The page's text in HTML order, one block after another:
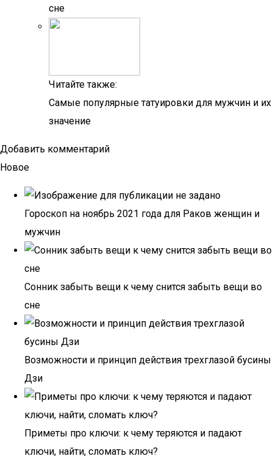
сне
Читайте также:
Самые популярные татуировки для мужчин и их
значение
Добавить комментарий
Новое
Гороскоп на ноябрь 2021 года для Раков женщин и
мужчин
Сонник забыть вещи к чему снится забыть вещи во
сне
Возможности и принцип действия трехглазой бусины
Дзи
Приметы про ключи: к чему теряются и падают
ключи, найти, сломать ключ?